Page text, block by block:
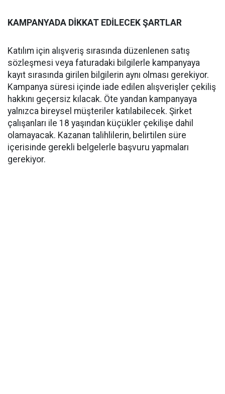
KAMPANYADA DİKKAT EDİLECEK ŞARTLAR
Katılım için alışveriş sırasında düzenlenen satış
sözleşmesi veya faturadaki bilgilerle kampanyaya
kayıt sırasında girilen bilgilerin aynı olması gerekiyor.
Kampanya süresi içinde iade edilen alışverişler çekiliş
hakkını geçersiz kılacak. Öte yandan kampanyaya
yalnızca bireysel müşteriler katılabilecek. Şirket
çalışanları ile 18 yaşından küçükler çekilişe dahil
olamayacak. Kazanan talihlilerin, belirtilen süre
içerisinde gerekli belgelerle başvuru yapmaları
gerekiyor.